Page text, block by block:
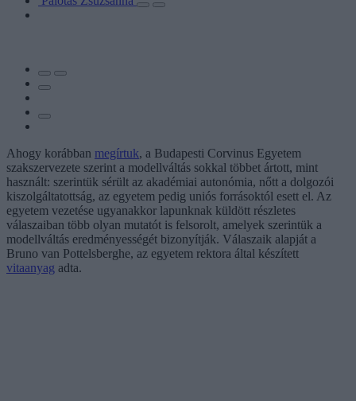
Ahogy korábban megírtuk, a Budapesti Corvinus Egyetem
szakszervezete szerint a modellváltás sokkal többet ártott, mint
használt: szerintük sérült az akadémiai autonómia, nőtt a dolgozói
kiszolgáltatottság, az egyetem pedig uniós forrásoktól esett el. Az
egyetem vezetése ugyanakkor lapunknak küldött részletes
válaszaiban több olyan mutatót is felsorolt, amelyek szerintük a
modellváltás eredményességét bizonyítják. Válaszaik alapját a
Bruno van Pottelsberghe, az egyetem rektora által készített
vitaanyag adta.